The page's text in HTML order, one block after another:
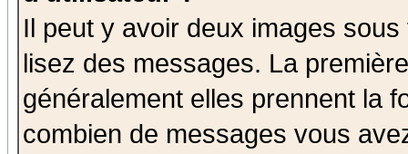
Il peut y avoir deux images
lisez des messages. La
généralement elles prennent la
combien de messages vous